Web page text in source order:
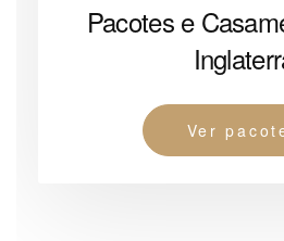
Pacotes e
Ver